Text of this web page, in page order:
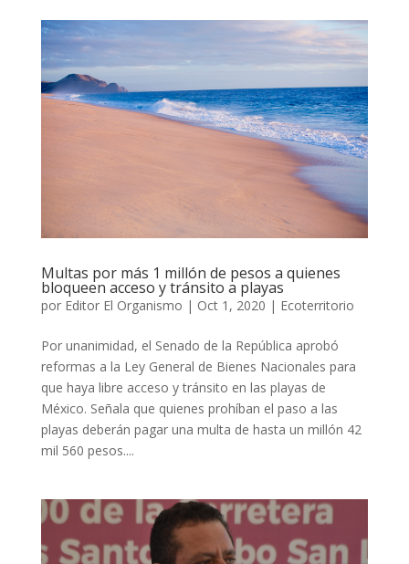
Multas por más 1 millón de pesos a quienes
bloqueen acceso y tránsito a playas
por Editor El Organismo | Oct 1, 2020 | Ecoterritorio
Por unanimidad, el Senado de la República aprobó
reformas a la Ley General de Bienes Nacionales para
que haya libre acceso y tránsito en las playas de
México. Señala que quienes prohíban el paso a las
playas deberán pagar una multa de hasta un millón 42
mil 560 pesos....